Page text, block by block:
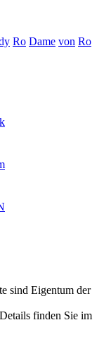
Ro Dame von Ro
sind Eigentum der
finden Sie im